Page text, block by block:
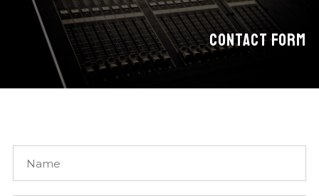
Suscríbete
CONTACT FORM